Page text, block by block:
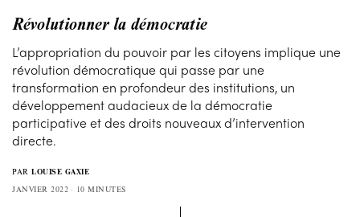
Révolutionner la démocratie
L’appropriation du pouvoir par les citoyens implique une
révolution démocratique qui passe par une
transformation en profondeur des institutions, un
développement audacieux de la démocratie
participative et des droits nouveaux d’intervention
directe.
PAR LOUISE GAXIE
JANVIER 2022
10 MINUTES